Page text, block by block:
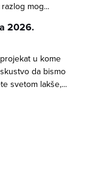
mog...
2026.
u kome
da bismo
svetom lakše,...